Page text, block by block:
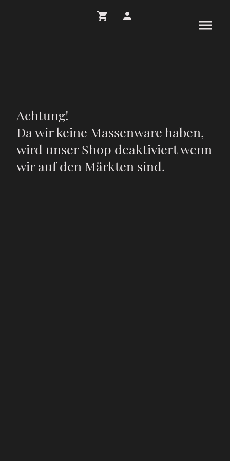
Achtung!
Da wir keine Massenware haben,
wird unser Shop deaktiviert wenn
wir auf den Märkten sind.